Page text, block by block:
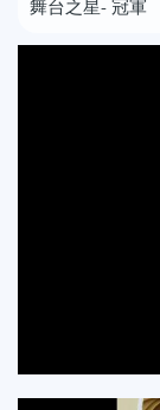
舞台之星- 冠軍